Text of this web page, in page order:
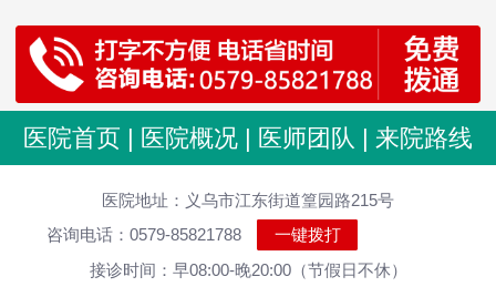
医院首页 医院概况 医师团队 来院路线
医院地址：义乌市江东街道篁园路215号
咨询电话：0579-85821788
一键拨打
接诊时间：早08:00-晚20:00（节假日不休）